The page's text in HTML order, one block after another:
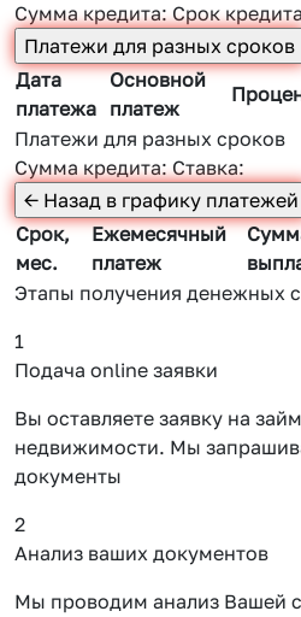
Сумма кредита:Срок
Дата
платежа
Основной
платеж
Платежи для разных сроков
Сумма кредита:Ставка:
Срок,
мес.
Ежемесячный
платеж
Этапы получения денежных
1
Подача online заявки
Вы оставляете заявку на
недвижимости. Мы
документы
2
Анализ ваших документов
Мы проводим анализ Вашей